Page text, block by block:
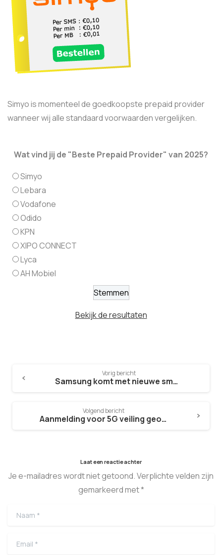
Simyo is momenteel de goedkoopste prepaid provider
wanneer wij alle standaard voorwaarden vergelijken.
Wat vind jij de "Beste Prepaid Provider" van 2025?
Simyo
Lebara
Vodafone
Odido
KPN
XIPO CONNECT
Lyca
AH Mobiel
Bekijk de resultaten
Vorig bericht
Samsung komt met nieuwe smartphone collecties
Volgend bericht
Aanmelding voor 5G veiling geopend
Laat een reactie achter
Je e-mailadres wordt niet getoond. Verplichte velden zijn
gemarkeerd met *
Naam
Email